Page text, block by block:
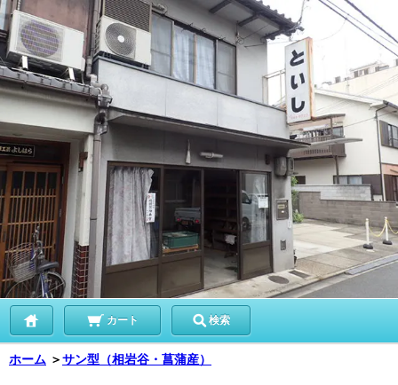
カート 検索
ホーム ＞サン型（相岩谷・菖蒲産）